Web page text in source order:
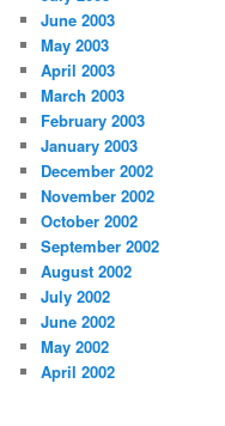
June 2003
May 2003
April 2003
March 2003
February 2003
January 2003
December 2002
November 2002
October 2002
September 2002
August 2002
July 2002
June 2002
May 2002
April 2002